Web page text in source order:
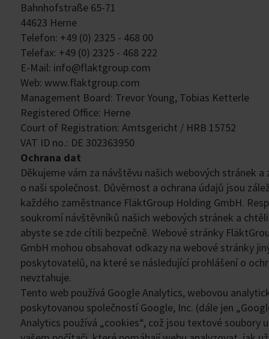
Bahnhofstraße 65-71
44623 Herne
Telefon: +49 (0) 2325 - 468 00
Tele​fax: +49 (0) 2325 - 468 222
E-Mail: info@flaktgroup.com
Web: www.flaktgroup.com
Management Board: Trevor Young, Tobias Ketterle
Registered Office: Herne
Court of Registration: Amtsgericht / HRB 15752
VAT ID no.: DE 302363950
Ochrana dat
Děkujeme vám za návštěvu našich webových stránek a
o naši společnost. Důvěrnost a ochrana údajů jsou
každého zaměstnance FläktGroup Holding GmbH.
soukromí návštěvníků našich webových stránek a
abyste se zde cítili bezpečně. Webové stránky
GmbH mohou obsahovat odkazy na webové stránky
poskytovatelů, na které se následující prohlášení o
nevztahuje.
Tento web používá Google Analytics, webovou
poskytovanou společností Google, Inc. (dále jen
Analytics používá „cookies“, což jsou textové soubory